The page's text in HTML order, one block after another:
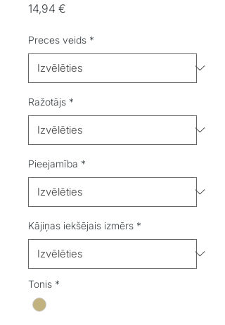
14,94 €
Preces veids *
Ražotājs *
Pieejamība *
Kājiņas iekšējais izmērs *
Tonis *